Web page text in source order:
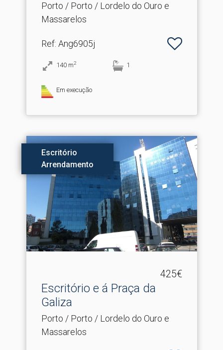
Porto / Porto / Lordelo do Ouro e
Massarelos
Ref: Ang6905j
140 m2 1
Em execução
Escritório
Arrendamento
425€
Escritório e á Praça da
Galiza
Porto / Porto / Lordelo do Ouro e
Massarelos